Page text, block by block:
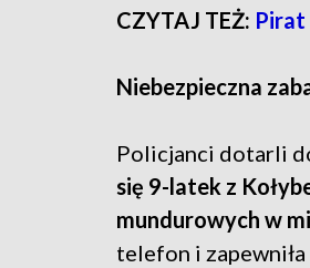
CZYTAJ TEŻ: Pirat
Niebezpieczna
Policjanci dotarli
się 9-latek z
mundurowych w
telefon i